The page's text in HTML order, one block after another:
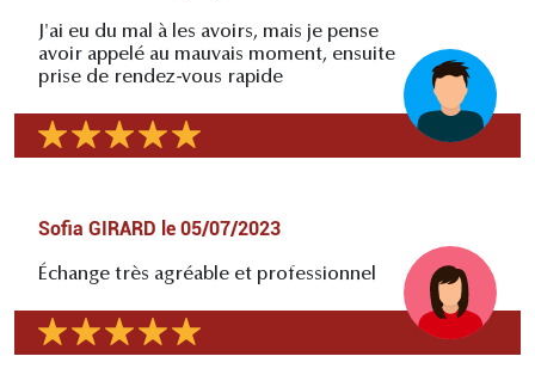
J'ai eu du mal à les avoirs, mais je pense
avoir appelé au mauvais moment, ensuite
prise de rendez-vous rapide
Sofia GIRARD le 05/07/2023
Échange très agréable et professionnel